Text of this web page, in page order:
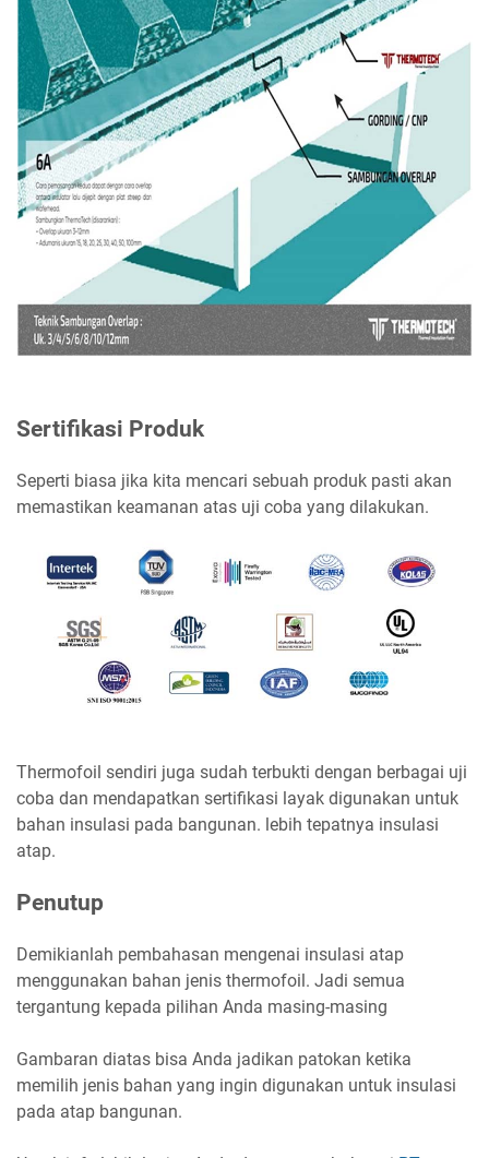
Sertifikasi Produk
Seperti biasa jika kita mencari sebuah produk pasti akan
memastikan keamanan atas uji coba yang dilakukan.
Thermofoil sendiri juga sudah terbukti dengan berbagai uji
coba dan mendapatkan sertifikasi layak digunakan untuk
bahan insulasi pada bangunan. lebih tepatnya insulasi
atap.
Penutup
Demikianlah pembahasan mengenai insulasi atap
menggunakan bahan jenis thermofoil. Jadi semua
tergantung kepada pilihan Anda masing-masing
Gambaran diatas bisa Anda jadikan patokan ketika
memilih jenis bahan yang ingin digunakan untuk insulasi
pada atap bangunan.